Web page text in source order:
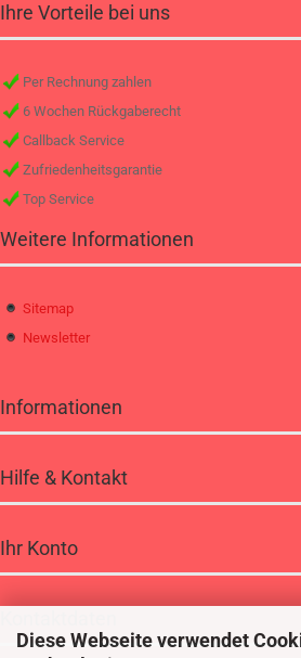
Diese Webseite verwendet
Ihre Vorteile bei uns
Per Rechnung zahlen
6 Wochen Rückgaberecht
Callback Service
Zufriedenheitsgarantie
Top Service
Weitere Informationen
Sitemap
Newsletter
Informationen
Hilfe & Kontakt
Ihr Konto